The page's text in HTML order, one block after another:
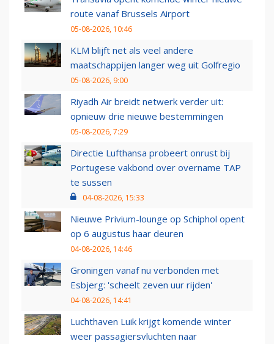
route vanaf Brussels Airport
05-08-2026, 10:46
KLM blijft net als veel andere
maatschappijen langer weg uit Golfregio
05-08-2026, 9:00
Riyadh Air breidt netwerk verder uit:
opnieuw drie nieuwe bestemmingen
05-08-2026, 7:29
Directie Lufthansa probeert onrust bij
Portugese vakbond over overname TAP
te sussen
04-08-2026, 15:33
Nieuwe Privium-lounge op Schiphol opent
op 6 augustus haar deuren
04-08-2026, 14:46
Groningen vanaf nu verbonden met
Esbjerg: 'scheelt zeven uur rijden'
04-08-2026, 14:41
Luchthaven Luik krijgt komende winter
weer passagiersvluchten naar